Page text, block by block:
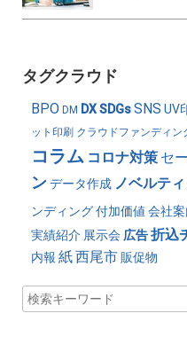
タグクラウド
BPO DM DXSDGsSNS UV
ット印刷 クラウドファンディン
コラム コロナ対策 セ
ンデータ作成 ノベルティ
ンディング付加価値 会社案
実績紹介 展示会 広告折込
内報 紙西尾市 販促物